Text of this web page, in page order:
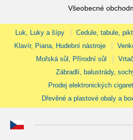
Všeobecné
Luk, Luky a šípy Cedule, tabule,
Klavír, Piana, Hudební nástroje
Mořská sůl, Přírodní sůl
Zábradlí, balustrády,
Prodej elektronických cigaret
Dřevěné a plastové obaly a